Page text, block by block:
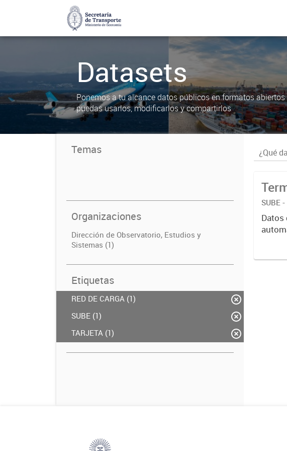
Datasets
Ponemos a tu alcance datos públicos en formatos abiertos
puedas usarlos, modificarlos y compartirlos
Temas
Organizaciones
Dirección de Observatorio, Estudios y
Sistemas (1)
Etiquetas
RED DE CARGA (1)
SUBE (1)
TARJETA (1)
SUBE
Datos